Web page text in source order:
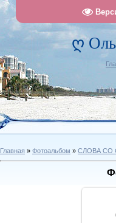
ღ
Главная » Фотоальбом » СЛОВА